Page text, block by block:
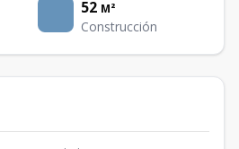
52 M²
Construcción